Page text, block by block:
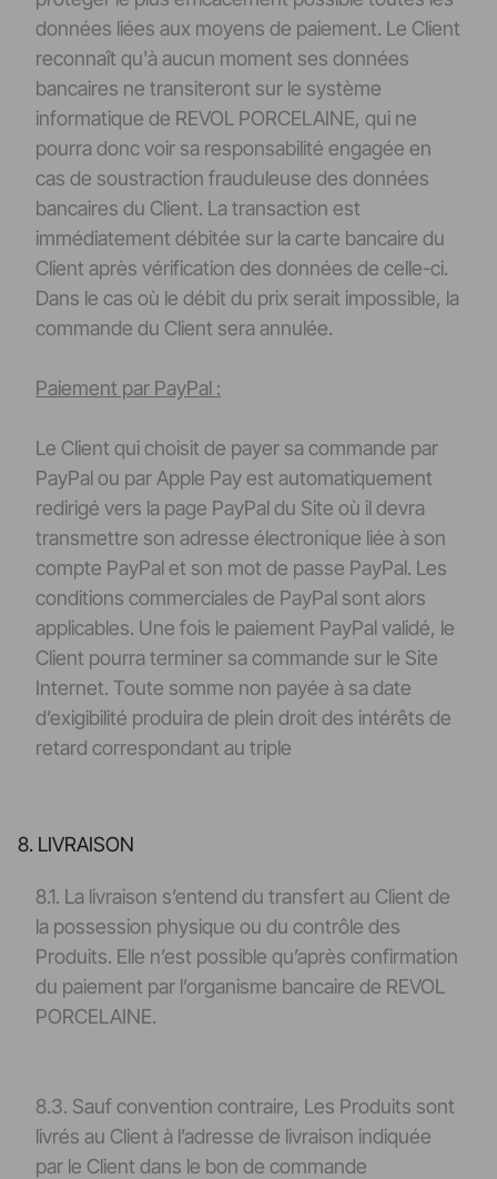
données liées aux moyens de paiement. Le Client
reconnaît qu'à aucun moment ses données
bancaires ne transiteront sur le système
informatique de REVOL PORCELAINE, qui ne
pourra donc voir sa responsabilité engagée en
cas de soustraction frauduleuse des données
bancaires du Client. La transaction est
immédiatement débitée sur la carte bancaire du
Client après vérification des données de celle-ci.
Dans le cas où le débit du prix serait impossible, la
commande du Client sera annulée.
Paiement par PayPal :
Le Client qui choisit de payer sa commande par
PayPal ou par Apple Pay est automatiquement
redirigé vers la page PayPal du Site où il devra
transmettre son adresse électronique liée à son
compte PayPal et son mot de passe PayPal. Les
conditions commerciales de PayPal sont alors
applicables. Une fois le paiement PayPal validé, le
Client pourra terminer sa commande sur le Site
Internet. Toute somme non payée à sa date
d’exigibilité produira de plein droit des intérêts de
retard correspondant au triple
8. LIVRAISON
8.1. La livraison s’entend du transfert au Client de
la possession physique ou du contrôle des
Produits. Elle n’est possible qu’après confirmation
du paiement par l’organisme bancaire de REVOL
PORCELAINE.
8.3. Sauf convention contraire, Les Produits sont
livrés au Client à l’adresse de livraison indiquée
par le Client dans le bon de commande